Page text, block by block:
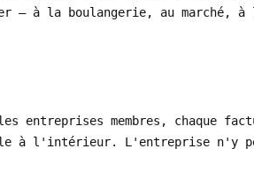
— à la boulangerie, au marché, à
entreprises membres, chaque
à l'intérieur. L'entreprise n'y